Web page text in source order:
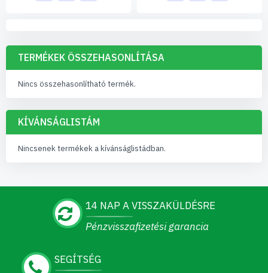
TERMÉKEK ÖSSZEHASONLÍTÁSA
Nincs összehasonlítható termék.
KÍVÁNSÁGLISTÁM
Nincsenek termékek a kívánságlistádban.
14 NAP A VISSZAKÜLDÉSRE
Pénzvisszafizetési garancia
SEGÍTSÉG